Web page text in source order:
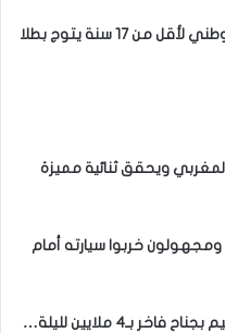
على عرش شمال إفريقيا: المنتخب الوطني لأقل من 17 سنة يتوج بطلا
ويحقق ثنائية مميزة
خربوا سيارته أمام
زياش يتقاضى 200 مليون شهريا ويقيم بجناح فاخر بـ4 ملايين لليلة…